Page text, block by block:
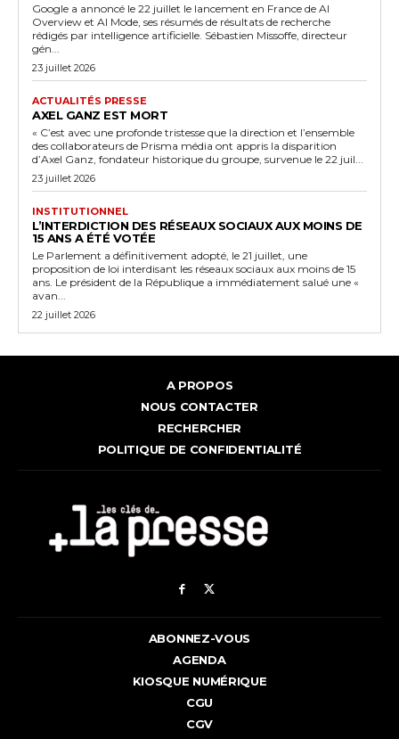
Google a annoncé le 22 juillet le lancement en France de AI
Overview et AI Mode, ses résumés de résultats de recherche
rédigés par intelligence artificielle. Sébastien Missoffe, directeur
gén...
23 juillet 2026
ACTUALITÉS PRESSE
AXEL GANZ EST MORT
« C’est avec une profonde tristesse que la direction et l’ensemble
des collaborateurs de Prisma média ont appris la disparition
d’Axel Ganz, fondateur historique du groupe, survenue le 22 juil...
23 juillet 2026
INSTITUTIONNEL
L’INTERDICTION DES RÉSEAUX SOCIAUX AUX MOINS DE
15 ANS A ÉTÉ VOTÉE
Le Parlement a définitivement adopté, le 21 juillet, une
proposition de loi interdisant les réseaux sociaux aux moins de 15
ans. Le président de la République a immédiatement salué une «
avan...
22 juillet 2026
A PROPOS
NOUS CONTACTER
RECHERCHER
POLITIQUE DE CONFIDENTIALITÉ
ABONNEZ-VOUS
AGENDA
KIOSQUE NUMÉRIQUE
CGU
CGV